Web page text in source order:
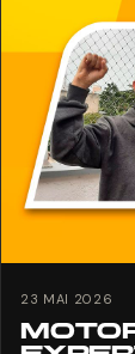
23 MAI 2026